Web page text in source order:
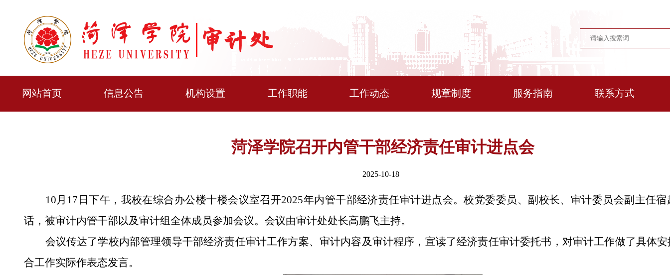
网站首页 信息公告 机构设置 工作职能 工作动态 规章制度 服务指南 联系方式
菏泽学院召开内管干部经济责任审计进点会
2025-10-18
10月17日下午，我校在综合办公楼十楼会议室召开2025年内管干部经济责任审计进点会。校党委委员、副校长、审计委员会副主任
话，被审计内管干部以及审计组全体成员参加会议。会议由审计处处长高鹏飞主持。
会议传达了学校内部管理领导干部经济责任审计工作方案、审计内容及审计程序，宣读了经济责任审计委托书，对审计工作做了具体
合工作实际作表态发言。